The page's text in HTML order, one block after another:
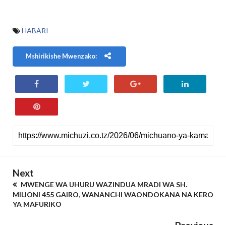
HABARI
Mshirikishe Mwenzako:
Next
MWENGE WA UHURU WAZINDUA MRADI WA SH.
MILIONI 455 GAIRO, WANANCHI WAONDOKANA NA KERO
YA MAFURIKO